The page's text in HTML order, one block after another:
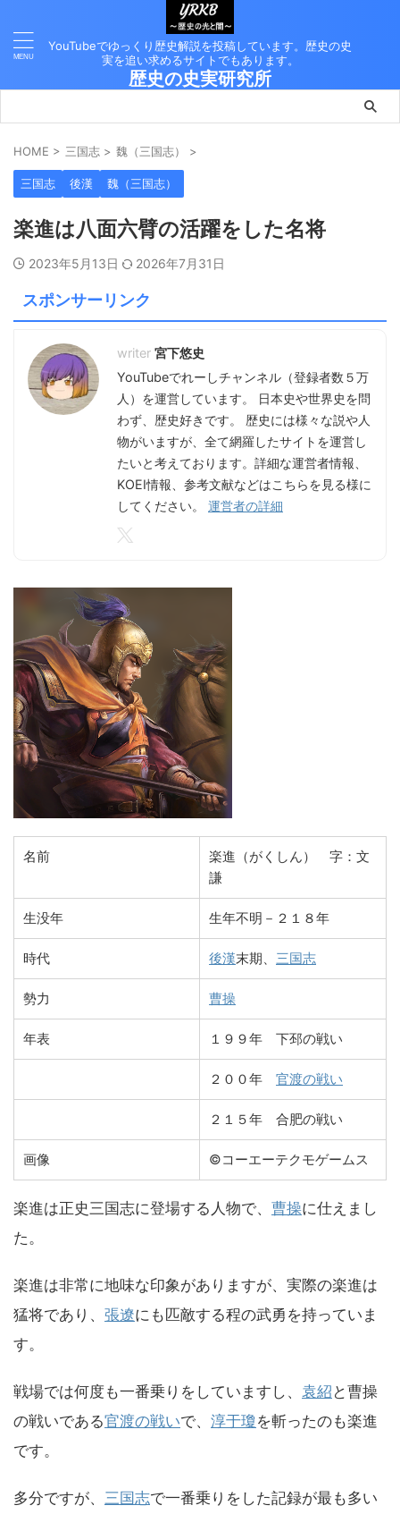
YouTubeでゆっくり歴史解説を投稿しています。歴史の史
実を追い求めるサイトでもあります。
歴史の史実研究所
HOME > 三国志 > 魏（三国志） >
三国志 後漢 魏（三国志）
楽進は八面六臂の活躍をした名将
2023年5月13日 2026年7月31日
スポンサーリンク
宮下悠史
YouTubeでれーしチャンネル（登録者数５万
人）を運営しています。 日本史や世界史を問
わず、歴史好きです。 歴史には様々な説や人
物がいますが、全て網羅したサイトを運営し
たいと考えております。詳細な運営者情報、
KOEI情報、参考文献などはこちらを見る様に
してください。 運営者の詳細
名前
楽進（がくしん） 字：文
謙
生没年 生年不明－２１８年
時代 後漢末期、 三国志
勢力 曹操
年表 １９９年 下邳の戦い
２００年 官渡の戦い
２１５年 合肥の戦い
画像 ©コーエーテクモゲームス
楽進は正史三国志に登場する人物で、 曹操に仕えまし
た。
楽進は非常に地味な印象がありますが、実際の楽進は
猛将であり、 張遼にも匹敵する程の武勇を持っていま
す。
戦場では何度も一番乗りをしていますし、 袁紹 と曹操
の戦いである官渡の戦いで、 淳于瓊 を斬ったのも楽進
です。
多分ですが、 三国志で一番乗りをした記録が最も多い